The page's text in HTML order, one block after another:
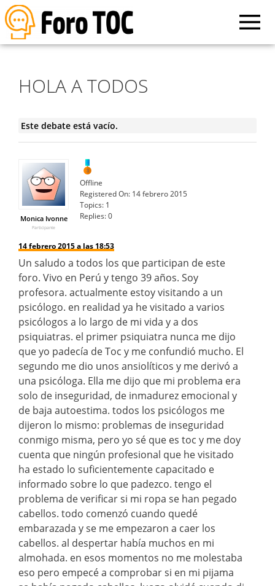
HOLA A TODOS
Este debate está vacío.
Monica Ivonne
Participante
Offline
Registered On: 14 febrero 2015
Topics: 1
Replies:0
14 febrero 2015 a las 18:53
Un saludo a todos los que participan de este
foro. Vivo en Perú y tengo 39 años. Soy
profesora. actualmente estoy visitando a un
psicólogo. en realidad ya he visitado a varios
psicólogos a lo largo de mi vida y a dos
psiquiatras. el primer psiquiatra nunca me dijo
que yo padecía de Toc y me confundió mucho. El
segundo me dio unos ansiolíticos y me derivó a
una psicóloga. Ella me dijo que mi problema era
solo de inseguridad, de inmadurez emocional y
de baja autoestima. todos los psicólogos me
dijeron lo mismo: problemas de inseguridad
conmigo misma, pero yo sé que es toc y me doy
cuenta que ningún profesional que he visitado
ha estado lo suficientemente capacitado e
informado sobre lo que padezco. tengo el
problema de verificar si mi ropa se han pegado
cabellos. todo comenzó cuando quedé
embarazada y se me empezaron a caer los
cabellos. al despertar había muchos en mi
almohada. en esos momentos no me molestaba
eso pero empecé a comprobar si en mi pijama